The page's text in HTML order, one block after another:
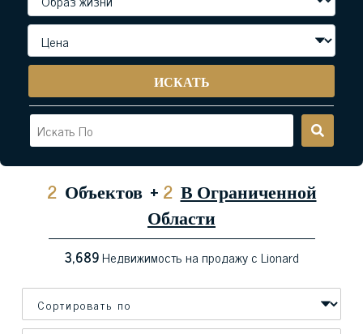
ИСКАТЬ
2 Объектов + 2 В Ограниченной
Области
3,689Недвижимость на продажу с Lionard